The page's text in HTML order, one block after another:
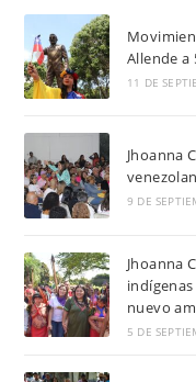
Allende a
11 DE
Jhoanna
9 DE
Jhoanna
nuevo
5 DE